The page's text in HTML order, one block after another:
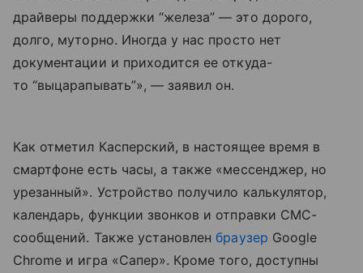
драйверы поддержки “железа” — это дорого,
долго, муторно. Иногда у нас просто нет
документации и приходится ее откуда-
то “выцарапывать”», — заявил он.
Как отметил Касперский, в настоящее время в
смартфоне есть часы, а также «мессенджер, но
урезанный». Устройство получило калькулятор,
календарь, функции звонков и отправки СМС-
сообщений. Также установленбраузер Google
Chrome и игра «Сапер». Кроме того, доступны